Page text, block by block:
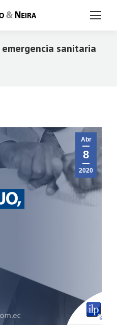
emergencia sanitaria
Abr
8
2020